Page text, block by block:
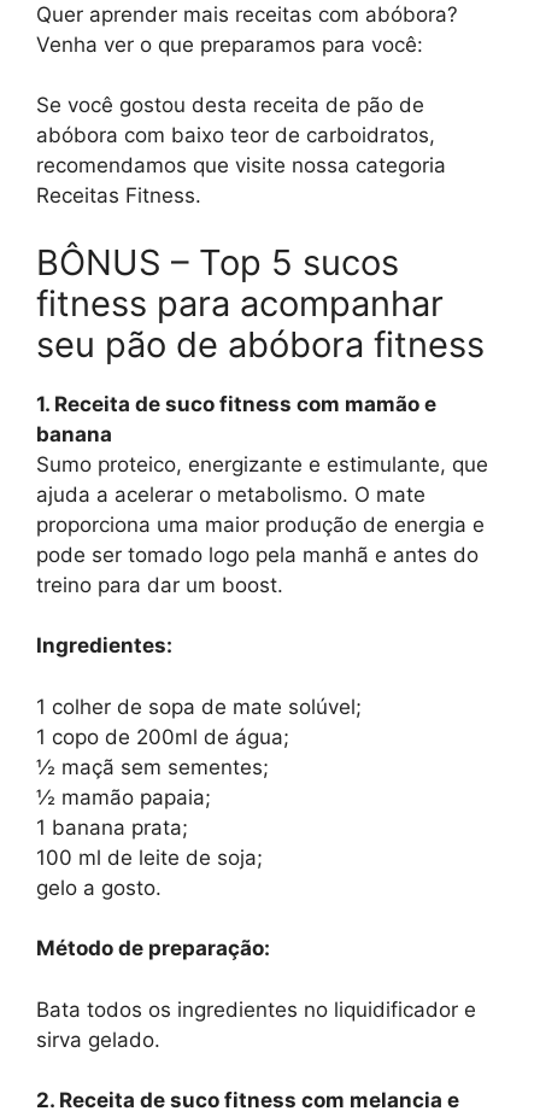
Quer aprender mais receitas com abóbora?
Venha ver o que preparamos para você:
Se você gostou desta receita de pão de
abóbora com baixo teor de carboidratos,
recomendamos que visite nossa categoria
Receitas Fitness.
BÔNUS – Top 5 sucos
fitness para acompanhar
seu pão de abóbora fitness
1. Receita de suco fitness com mamão e
banana
Sumo proteico, energizante e estimulante, que
ajuda a acelerar o metabolismo. O mate
proporciona uma maior produção de energia e
pode ser tomado logo pela manhã e antes do
treino para dar um boost.
Ingredientes:
1 colher de sopa de mate solúvel;
1 copo de 200ml de água;
½ maçã sem sementes;
½ mamão papaia;
1 banana prata;
100 ml de leite de soja;
gelo a gosto.
Método de preparação:
Bata todos os ingredientes no liquidificador e
sirva gelado.
2. Receita de suco fitness com melancia e